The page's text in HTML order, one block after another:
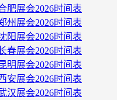
肥展会2026时间表
州展会2026时间表
阳展会2026时间表
春展会2026时间表
明展会2026时间表
安展会2026时间表
汉展会2026时间表